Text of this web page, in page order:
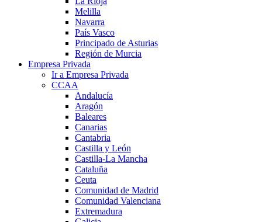
Melilla
Navarra
País Vasco
Principado de Asturias
Región de Murcia
Empresa Privada
Ir a Empresa Privada
CCAA
Andalucía
Aragón
Baleares
Canarias
Cantabria
Castilla y León
Castilla-La Mancha
Cataluña
Ceuta
Comunidad de Madrid
Comunidad Valenciana
Extremadura